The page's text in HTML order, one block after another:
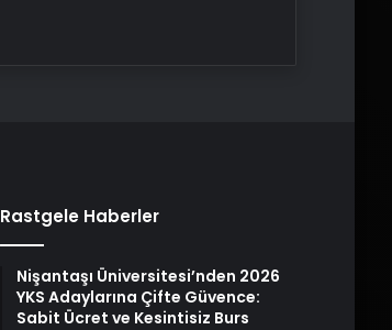
Rastgele Haberler
Nişantaşı Üniversitesi’nden 2026
YKS Adaylarına Çifte Güvence:
Sabit Ücret ve Kesintisiz Burs